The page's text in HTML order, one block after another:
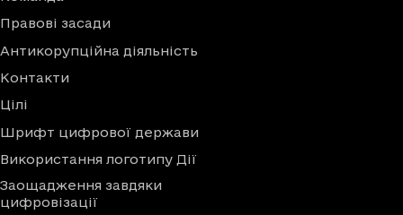
Правові засади
Антикорупційна діяльність
Контакти
Цілі
Шрифт цифрової держави
Використання логотипу Дії
Заощадження завдяки
цифровізації